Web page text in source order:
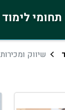
תחומי לימוד
שיווק ומכירות